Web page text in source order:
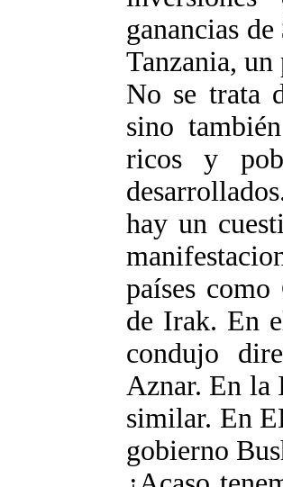
ganancias
Tanzania,
No se trata
sino
ricos y
hay un
países
de Irak. En
condujo
Aznar. En la
similar. En
gobierno